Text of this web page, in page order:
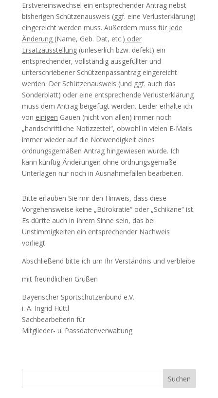
Erstvereinswechsel ein entsprechender Antrag nebst
bisherigen Schützenausweis (ggf. eine Verlusterklärung)
eingereicht werden muss. Außerdem muss für jede
Änderung (Name, Geb. Dat, etc.) oder
Ersatzausstellung(unleserlich bzw. defekt) ein
entsprechender, vollständig ausgefüllter und
unterschriebener Schützenpassantrag eingereicht
werden. Der Schützenausweis (und ggf. auch das
Sonderblatt) oder eine entsprechende Verlusterklärung
muss dem Antrag beigefügt werden. Leider erhalte ich
von einigen Gauen (nicht von allen) immer noch
„handschriftliche Notizzettel“, obwohl in vielen E-Mails
immer wieder auf die Notwendigkeit eines
ordnungsgemäßen Antrag hingewiesen wurde. Ich
kann künftig Änderungen ohne ordnungsgemäße
Unterlagen nur noch in Ausnahmefällen bearbeiten.
Bitte erlauben Sie mir den Hinweis, dass diese
Vorgehensweise keine „Bürokratie“ oder „Schikane“ ist.
Es dürfte auch in Ihrem Sinne sein, das bei
Unstimmigkeiten ein entsprechender Nachweis
vorliegt.
Abschließend bitte ich um Ihr Verständnis und verbleibe
mit freundlichen Grüßen
Bayerischer Sportschützenbund e.V.
i. A. Ingrid Hüttl
Sachbearbeiterin für
Mitglieder- u. Passdatenverwaltung